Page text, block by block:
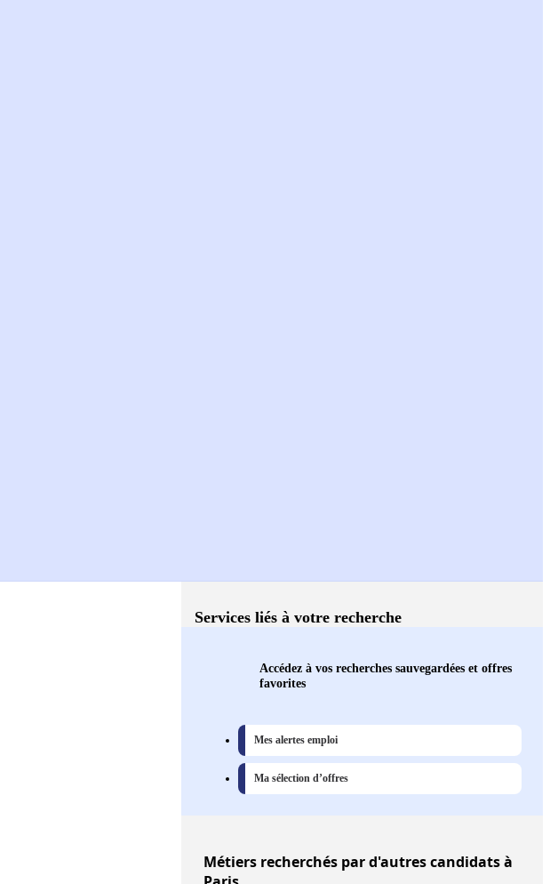
Services liés à votre recherche
Accédez à vos recherches sauvegardées et offres
favorites
Mes alertes emploi
Ma sélection d’offres
Métiers recherchés par d'autres candidats à